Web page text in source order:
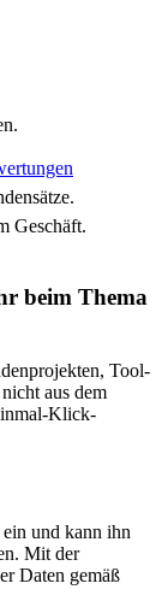
Geschäft.
beim Thema
Tool-
aus dem
Klick-
und kann ihn
Mit der
Daten gemäß